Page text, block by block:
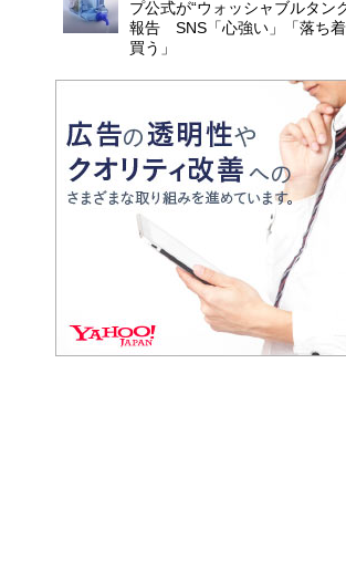
プ公式が“ウォッシャブルタン
報告 SNS「心強い」「落ち着
買う」